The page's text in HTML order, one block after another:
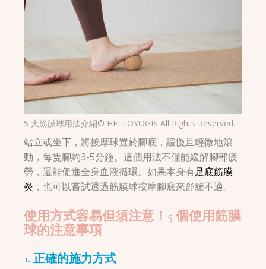
5 大筋膜球用法介紹© HELLOYOGIS All Rights Reserved.
站立或坐下，將按摩球置於腳底，緩慢且輕微地滾
動，每隻腳約3-5分鐘。這個用法不僅能緩解腳部疲
勞，還能促進全身血液循環。如果本身有足底筋膜
炎 ，也可以嘗試透過筋膜球按摩腳底來舒緩不適。
使用方式容易但須注意！5 個使用筋膜
球的注意事項
1. 正確的施力方式